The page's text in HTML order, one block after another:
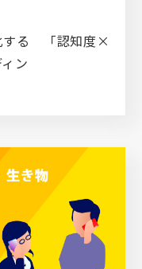
する 「認知度×
ン